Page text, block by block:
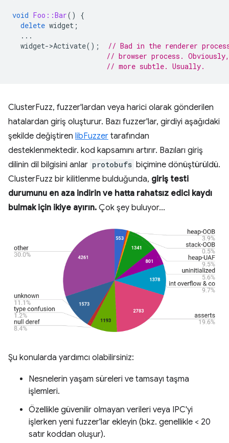
void Foo::Bar()
{
delete widget ;
...
widget->Activate();
// Bad in the renderer
// browser process.
// more subtle. Usually.
ClusterFuzz, fuzzer'lardan veya harici olarak gönderilen
hatalardan giriş oluşturur. Bazı fuzzer'lar, girdiyi aşağıdaki
şekilde değiştiren libFuzzer tarafından
desteklenmektedir. kod kapsamını artırır. Bazıları giriş
dilinin dil bilgisini anlar protobufs biçimine dönüştürüldü.
ClusterFuzz bir kilitlenme bulduğunda, giriş testi
durumunu en aza indirin ve hatta rahatsız edici kaydı
bulmak için ikiye ayırın. Çok şey buluyor...
Şu konularda yardımcı olabilirsiniz:
Nesnelerin yaşam süreleri ve tamsayı taşma
işlemleri.
Özellikle güvenilir olmayan verileri veya IPC'yi
işlerken yeni fuzzer'lar ekleyin (bkz. genellikle < 20
satır koddan oluşur).